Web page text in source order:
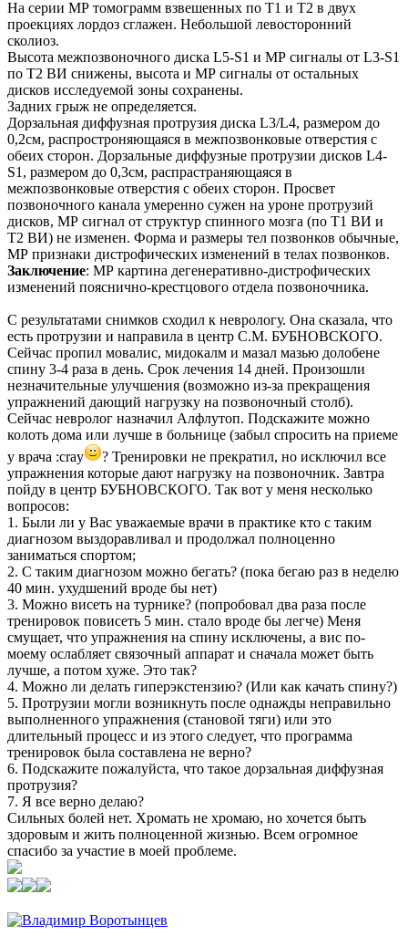
На серии МР томограмм взвешенных по Т1 и Т2 в двух
проекциях лордоз сглажен. Небольшой левосторонний
сколиоз.
Высота межпозвоночного диска L5-S1 и МР сигналы от L3-S1
по Т2 ВИ снижены, высота и МР сигналы от остальных
дисков исследуемой зоны сохранены.
Задних грыж не определяется.
Дорзальная диффузная протрузия диска L3/L4, размером до
0,2см, распростроняющаяся в межпозвонковые отверстия с
обеих сторон. Дорзальные диффузные протрузии дисков L4-
S1, размером до 0,3см, распрастраняющаяся в
межпозвонковые отверстия с обеих сторон. Просвет
позвоночного канала умеренно сужен на уроне протрузий
дисков, МР сигнал от структур спинного мозга (по Т1 ВИ и
Т2 ВИ) не изменен. Форма и размеры тел позвонков обычные,
МР признаки дистрофических изменений в телах позвонков.
Заключение: МР картина дегенеративно-дистрофических
изменений пояснично-крестцового отдела позвоночника.
С результатами снимков сходил к неврологу. Она сказала, что
есть протрузии и направила в центр С.М. БУБНОВСКОГО.
Сейчас пропил мовалис, мидокалм и мазал мазью долобене
спину 3-4 раза в день. Срок лечения 14 дней. Произошли
незначительные улучшения (возможно из-за прекращения
упражнений дающий нагрузку на позвоночный столб).
Сейчас невролог назначил Алфлутоп. Подскажите можно
колоть дома или лучше в больнице (забыл спросить на приеме
у врача :cray
? Тренировки не прекратил, но исключил все
упражнения которые дают нагрузку на позвоночник. Завтра
пойду в центр БУБНОВСКОГО. Так вот у меня несколько
вопросов:
1. Были ли у Вас уважаемые врачи в практике кто с таким
диагнозом выздоравливал и продолжал полноценно
заниматься спортом;
2. С таким диагнозом можно бегать? (пока бегаю раз в неделю
40 мин. ухудшений вроде бы нет)
3. Можно висеть на турнике? (попробовал два раза после
тренировок повисеть 5 мин. стало вроде бы легче) Меня
смущает, что упражнения на спину исключены, а вис по-
моему ослабляет связочный аппарат и сначала может быть
лучше, а потом хуже. Это так?
4. Можно ли делать гиперэкстензию? (Или как качать спину?)
5. Протрузии могли возникнуть после однажды неправильно
выполненного упражнения (становой тяги) или это
длительный процесс и из этого следует, что программа
тренировок была составлена не верно?
6. Подскажите пожалуйста, что такое дорзальная диффузная
протрузия?
7. Я все верно делаю?
Сильных болей нет. Хромать не хромаю, но хочется быть
здоровым и жить полноценной жизнью. Всем огромное
спасибо за участие в моей проблеме.